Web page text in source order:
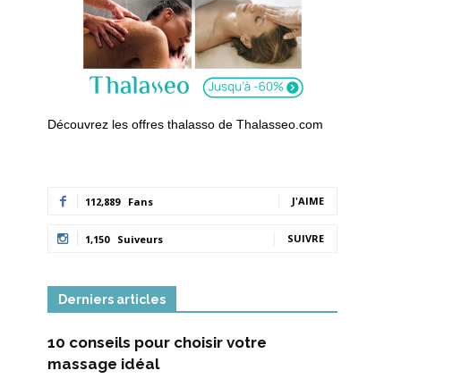
Découvrez les offres thalasso de Thalasseo.com
112,889 Fans J'AIME
1,150 Suiveurs SUIVRE
Derniers articles
10 conseils pour choisir votre
massage idéal